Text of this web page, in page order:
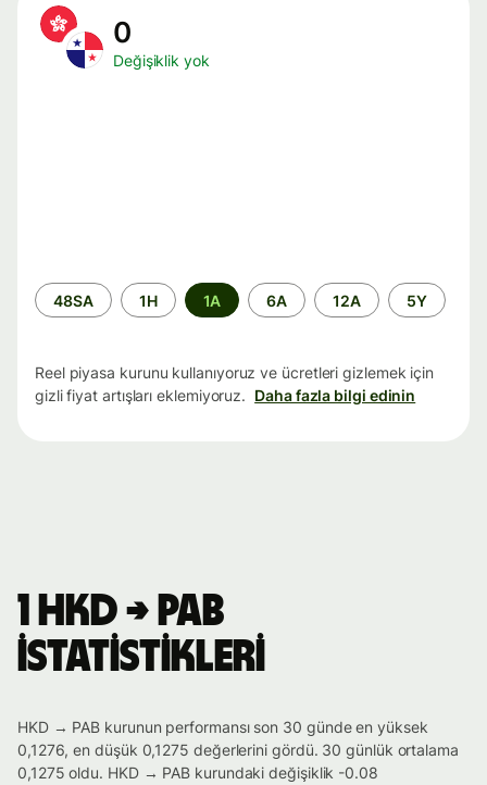
0
Değişiklik yok
Zaman
aralığı
48SA 1H 1A 6A 12A 5Y
Reel piyasa kurunu kullanıyoruz ve ücretleri gizlemek için
gizli fiyat artışları eklemiyoruz. Daha fazla bilgi edinin
1 HKD → PAB
istatistikleri
HKD → PAB kurunun performansı son 30 günde en yüksek
0,1276, en düşük 0,1275 değerlerini gördü. 30 günlük ortalama
0,1275 oldu. HKD → PAB kurundaki değişiklik -0.08